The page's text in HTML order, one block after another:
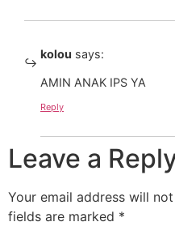
kolou says:
AMIN ANAK IPS YA
Reply
Leave a
Your email address will
fields are marked *